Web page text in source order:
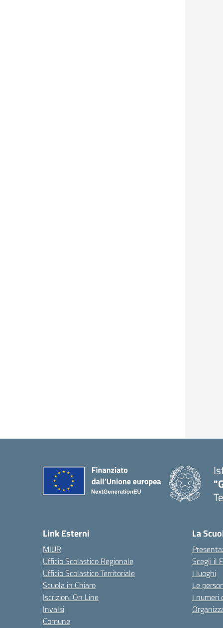
Link Esterni
MIUR
Ufficio Scolastico Regionale
Ufficio Scolastico Territoriale
Scuola in Chiaro
Iscrizioni On Line
Invalsi
Comune
La
Scegli il
I luoghi
Le
I numeri